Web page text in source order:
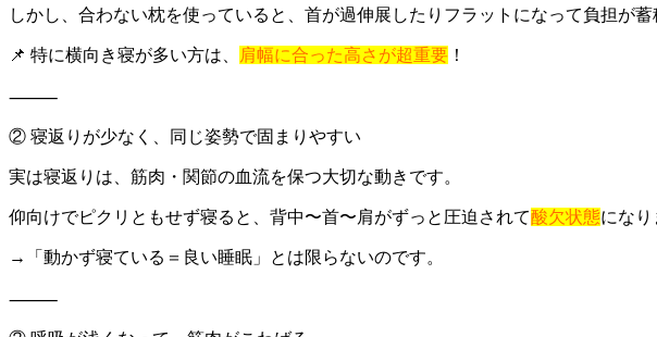
しかし、合わない枕を使っていると、首が過伸展したりフラットになって負担が蓄
📌 特に横向き寝が多い方は、 肩幅に合った高さが超重要 ！
⸻
② 寝返りが少なく、同じ姿勢で固まりやすい
実は寝返りは、筋肉・関節の血流を保つ大切な動きです。
仰向けでピクリともせず寝ると、背中〜首〜肩がずっと圧迫されて酸欠状態になり
→「動かず寝ている＝良い睡眠」とは限らないのです。
⸻